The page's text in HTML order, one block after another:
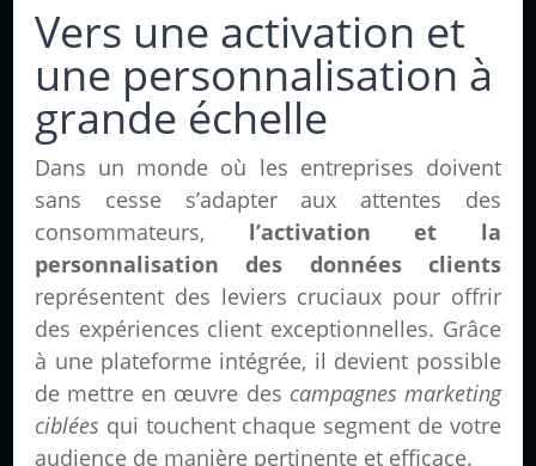
Vers une activation et
une personnalisation à
grande échelle
Dans un monde où les entreprises doivent
sans cesse s’adapter aux attentes des
consommateurs, l’activation et la
personnalisation des données clients
représentent des leviers cruciaux pour offrir
des expériences client exceptionnelles. Grâce
à une plateforme intégrée, il devient possible
de mettre en œuvre des campagnes marketing
ciblées qui touchent chaque segment de votre
audience de manière pertinente et efficace.